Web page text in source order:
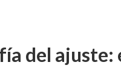
del ajuste: